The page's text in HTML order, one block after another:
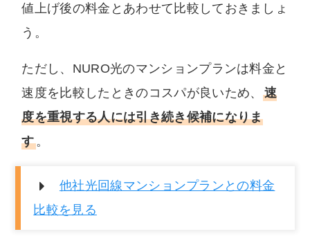
値上げ後の料金とあわせて比較しておきましょ
う。
ただし、NURO光のマンションプランは料金と
速度を比較したときのコスパが良いため、 速
度を重視する人には引き続き候補になりま
す。
他社光回線マンションプランとの料金
比較を見る